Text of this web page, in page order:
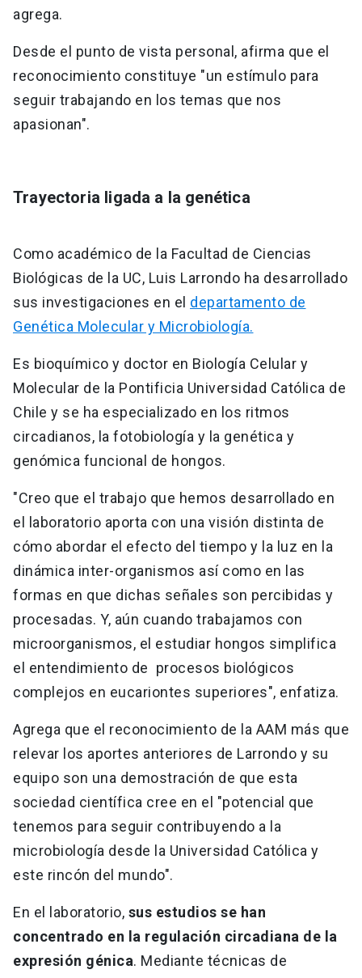
agrega.
Desde el punto de vista personal, afirma que el
reconocimiento constituye "un estímulo para
seguir trabajando en los temas que nos
apasionan".
Trayectoria ligada a la genética
Como académico de la Facultad de Ciencias
Biológicas de la UC, Luis Larrondo ha desarrollado
sus investigaciones en el departamento de
Genética Molecular y Microbiología.
Es bioquímico y doctor en Biología Celular y
Molecular de la Pontificia Universidad Católica de
Chile y se ha especializado en los ritmos
circadianos, la fotobiología y la genética y
genómica funcional de hongos.
"Creo que el trabajo que hemos desarrollado en
el laboratorio aporta con una visión distinta de
cómo abordar el efecto del tiempo y la luz en la
dinámica inter-organismos así como en las
formas en que dichas señales son percibidas y
procesadas. Y, aún cuando trabajamos con
microorganismos, el estudiar hongos simplifica
el entendimiento de procesos biológicos
complejos en eucariontes superiores", enfatiza.
Agrega que el reconocimiento de la AAM más que
relevar los aportes anteriores de Larrondo y su
equipo son una demostración de que esta
sociedad científica cree en el "potencial que
tenemos para seguir contribuyendo a la
microbiología desde la Universidad Católica y
este rincón del mundo".
En el laboratorio, sus estudios se han
concentrado en la regulación circadiana de la
expresión génica. Mediante técnicas de